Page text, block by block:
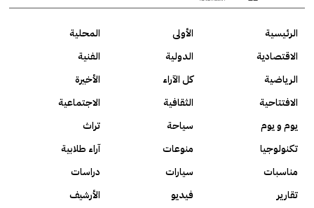
الرئيسية الأولى
المحلية
الاقتصادية
الدولية
الفنية
الرياضية
كل الآراء
الأخيرة
الافتتاحية
الثقافية
الاجتماعية
يوم و يوم
سياحة
تراث
تكنولوجيا
منوعات
آراء طلابية
مناسبات
سيارات
دراسات
تقارير
فيديو الأرشيف